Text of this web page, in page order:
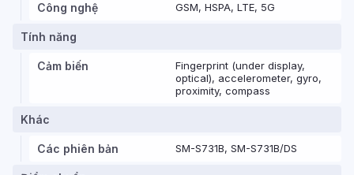
Công nghệ GSM, HSPA, LTE, 5G
Tính năng
Cảm biến
Fingerprint (under display,
optical), accelerometer, gyro,
proximity, compass
Khác
Các phiên bản SM-S731B, SM-S731B/DS